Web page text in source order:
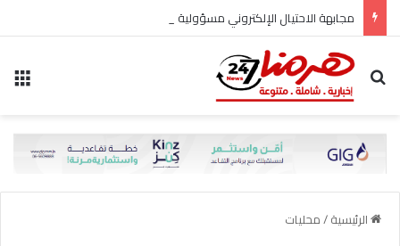
مجابهة الاحتيال الإلكتروني مسؤولية مشتركة
بحث عن
الرئيسية/محليات